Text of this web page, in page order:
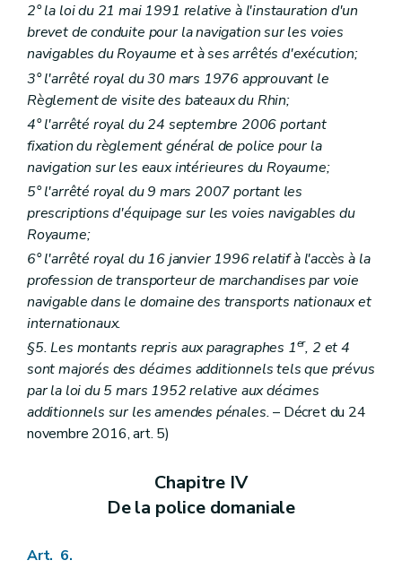
2° la loi du 21 mai 1991 relative à l'instauration d'un
brevet de conduite pour la navigation sur les voies
navigables du Royaume et à ses arrêtés d'exécution;
3° l'arrêté royal du 30 mars 1976 approuvant le
Règlement de visite des bateaux du Rhin;
4° l'arrêté royal du 24 septembre 2006 portant
fixation du règlement général de police pour la
navigation sur les eaux intérieures du Royaume;
5° l'arrêté royal du 9 mars 2007 portant les
prescriptions d'équipage sur les voies navigables du
Royaume;
6° l'arrêté royal du 16 janvier 1996 relatif à l'accès à la
profession de transporteur de marchandises par voie
navigable dans le domaine des transports nationaux et
internationaux.
§5. Les montants repris aux paragraphes 1er, 2 et 4
sont majorés des décimes additionnels tels que prévus
par la loi du 5 mars 1952 relative aux décimes
additionnels sur les amendes pénales.– Décret du 24
novembre 2016, art. 5)
Chapitre IV
De la police domaniale
Art. 6.